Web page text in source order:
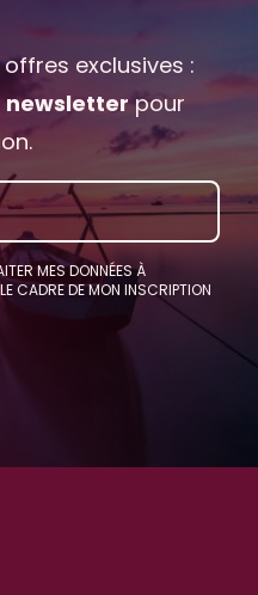
exclusives :
newsletterpour
MES DONNÉES À
CADRE DE MON INSCRIPTION